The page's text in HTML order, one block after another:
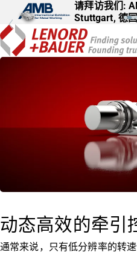
请拜访我们:
Stuttgart, 德
动态高效的牵引
通常来说，只有低分辨率的转